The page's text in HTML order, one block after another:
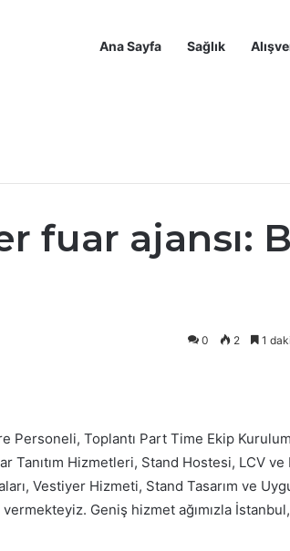
Ana Sayfa Sağlık
fuar ajansı:
0 2 1
Personeli, Toplantı Part Time Ekip
Tanıtım Hizmetleri, Stand Hostesi, LCV ve
Vestiyer Hizmeti, Stand Tasarım ve
Geniş hizmet ağımızla